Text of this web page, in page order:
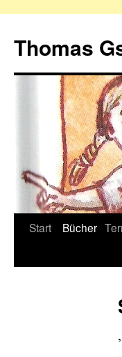
springen
Thomas
Start Bücher